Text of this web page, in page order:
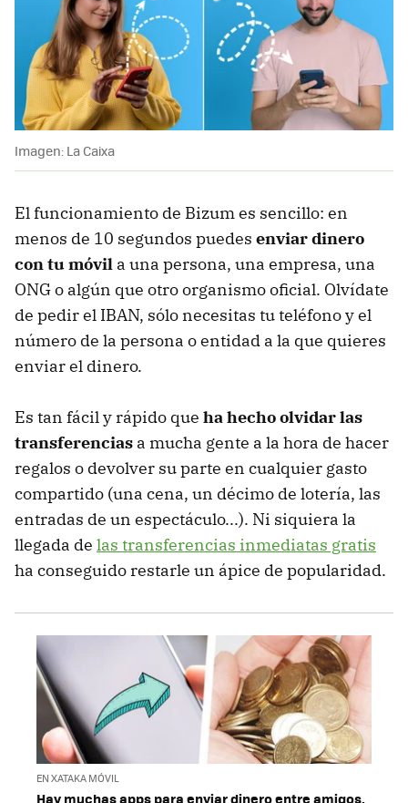
Imagen: La Caixa
El funcionamiento de Bizum es sencillo: en
menos de 10 segundos puedes enviar dinero
con tu móvil a una persona, una empresa, una
ONG o algún que otro organismo oficial. Olvídate
de pedir el IBAN, sólo necesitas tu teléfono y el
número de la persona o entidad a la que quieres
enviar el dinero.
Es tan fácil y rápido que ha hecho olvidar las
transferencias a mucha gente a la hora de hacer
regalos o devolver su parte en cualquier gasto
compartido (una cena, un décimo de lotería, las
entradas de un espectáculo...). Ni siquiera la
llegada de las transferencias inmediatas gratis
ha conseguido restarle un ápice de popularidad.
EN XATAKA MÓVIL
Hay muchas apps para enviar dinero entre amigos.